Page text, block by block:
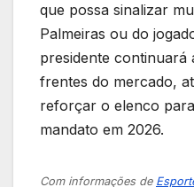
que possa sinalizar
Palmeiras ou do
presidente continuará
frentes do mercado,
reforçar o elenco
mandato em 2026.
Com informações de